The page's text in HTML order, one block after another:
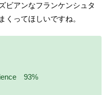
ビアンなフランケンシュタ
くってほしいですね。
93%